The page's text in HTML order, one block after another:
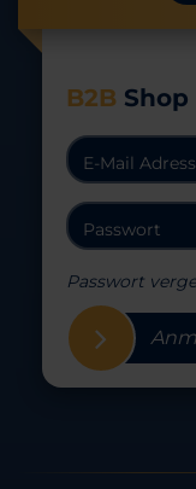
B2B Shop
Passwort